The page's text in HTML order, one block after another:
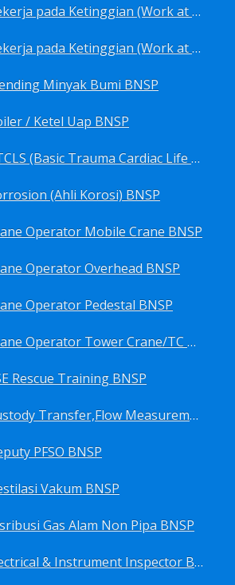
Sertifikasi Bekerja pada Ketinggian (Work at Height)-Competency person (TKPK-TK3) BNSP
Sertifikasi Bekerja pada Ketinggian (Work at Height)-Pekerja/Standby Person (TKBT-TK2) BNSP
Minyak Bumi BNSP
/ Ketel Uap BNSP
Sertifikasi BTCLS (Basic Trauma Cardiac Life Support) BNSP
(Ahli Korosi) BNSP
Operator Mobile Crane BNSP
Operator Overhead BNSP
Operator Pedestal BNSP
Sertifikasi Crane Operator Tower Crane/TC BNSP
Rescue Training BNSP
Sertifikasi Custody Transfer,Flow Measurement&Flow Meter (Harga Khusus) BNSP
PFSO BNSP
Vakum BNSP
Gas Alam Non Pipa BNSP
Sertifikasi Electrical & Instrument Inspector BNSP